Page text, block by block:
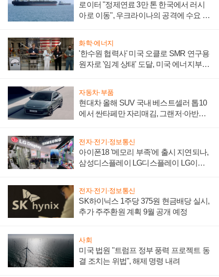
로이터 "정제연료 3만 톤 한국에서 러시
아로 이동", 우크라이나의 공격에 수요 늘
화학·에너지
'한수원 협력사' 미국 오클로 SMR 연구용
원자로 '임계 상태' 도달, 미국 에너지부
자동차·부품
현대차 올해 SUV 국내 베스트셀러 톱10
에서 싼타페만 자리매김, 그랜저·아반떼
전자·전기·정보통신
아이폰18 '메모리 부족'에 출시 지연되나,
삼성디스플레이 LG디스플레이 LG이노
전자·전기·정보통신
SK하이닉스 1주당 375원 현금배당 실시,
추가 주주환원 계획 9월 공개 예정
사회
미국 법원 "트럼프 정부 풍력 프로젝트 동
결 조치는 위법", 해제 명령 내려